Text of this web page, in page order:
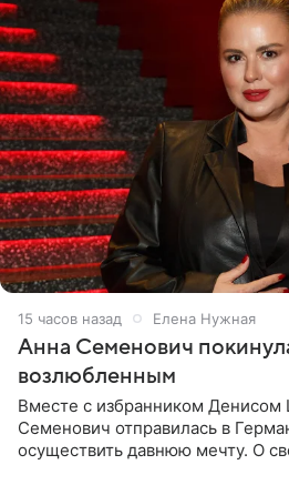
15 часов назад Елена Нужная
Анна Семенович
возлюбленным
Вместе с избранником
Семенович отправилась в
осуществить давнюю мечту. О